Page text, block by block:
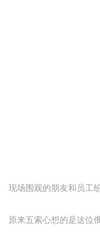
现场围观的朋友和员工
原来五索心想的是这位